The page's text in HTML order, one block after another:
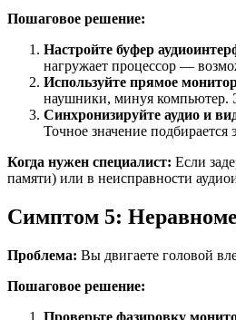
Пошаговое решение:
Настройте буфер
нагружает процессор —
Используйте прямое
наушники, минуя компьютер.
Синхронизируйте аудио и
Точное значение
Когда нужен специалист: Если
памяти) или в неисправности
Симптом 5:
Проблема: Вы двигаете головой
Пошаговое решение:
Проверьте фазировку